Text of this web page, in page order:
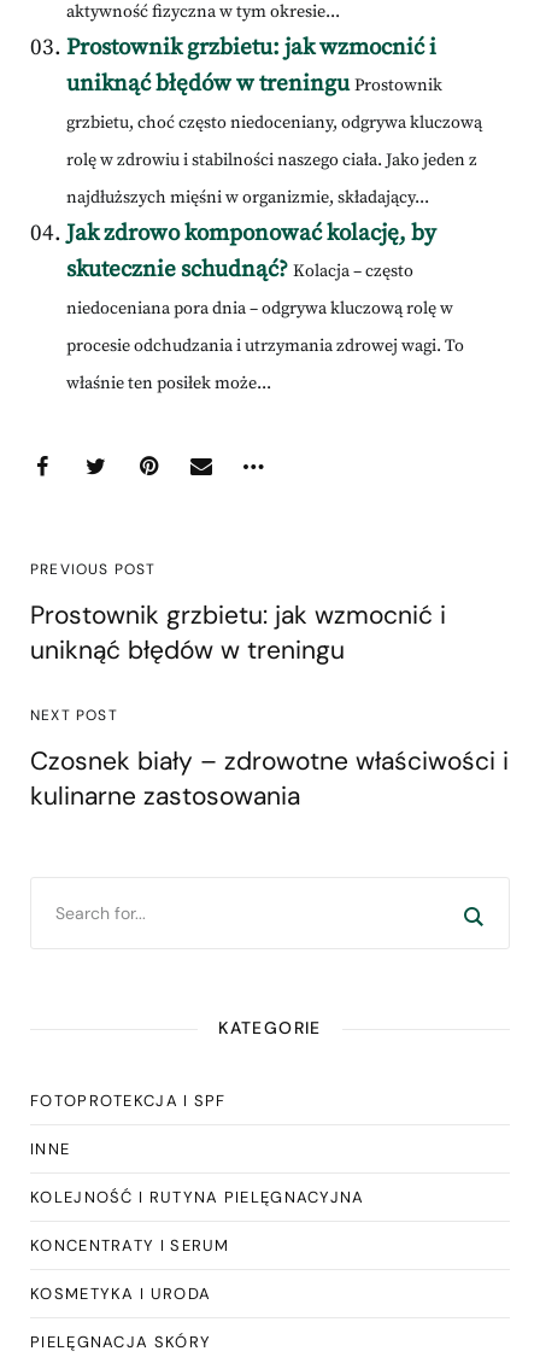
aktywność fizyczna w tym okresie...
Prostownik grzbietu: jak wzmocnić i
uniknąć błędów w treningu Prostownik
grzbietu, choć często niedoceniany, odgrywa kluczową
rolę w zdrowiu i stabilności naszego ciała. Jako jeden z
najdłuższych mięśni w organizmie, składający...
Jak zdrowo komponować kolację, by
skutecznie schudnąć? Kolacja – często
niedoceniana pora dnia – odgrywa kluczową rolę w
procesie odchudzania i utrzymania zdrowej wagi. To
właśnie ten posiłek może...
PREVIOUS POST
Prostownik grzbietu: jak wzmocnić i
uniknąć błędów w treningu
NEXT POST
Czosnek biały – zdrowotne właściwości i
kulinarne zastosowania
KATEGORIE
FOTOPROTEKCJA I SPF
INNE
KOLEJNOŚĆ I RUTYNA PIELĘGNACYJNA
KONCENTRATY I SERUM
KOSMETYKA I URODA
PIELĘGNACJA SKÓRY